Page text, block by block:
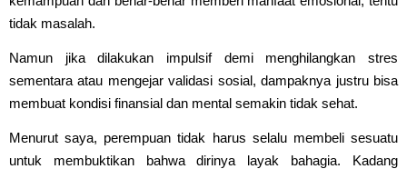
tidak masalah.
Namun jika dilakukan impulsif demi menghilangkan stres
sementara atau mengejar validasi sosial, dampaknya justru bisa
membuat kondisi finansial dan mental semakin tidak sehat.
Menurut saya, perempuan tidak harus selalu membeli sesuatu
untuk membuktikan bahwa dirinya layak bahagia. Kadang